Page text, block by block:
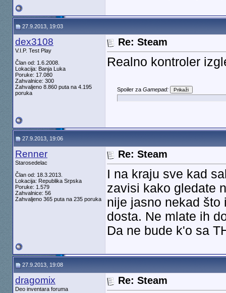
27.9.2013, 19:03
dex3108
V.I.P. Test Play
Član od: 1.6.2008.
Lokacija: Banja Luka
Poruke: 17.080
Zahvalnice: 300
Zahvaljeno 8.860 puta na 4.195
poruka
Re: Steam
Realno kontroler
Spoiler za Gamepad:
27.9.2013, 19:06
Renner
Starosedelac
Član od: 18.3.2013.
Lokacija: Republika Srpska
Poruke: 1.579
Zahvalnice: 56
Zahvaljeno 365 puta na 235 poruka
Re: Steam
I na kraju sve kad
zavisi kako gledate
nije jasno nekad što
dosta. Ne mlate ih
Da ne bude k'o sa
27.9.2013, 19:08
dragomix
Deo inventara foruma
Re: Steam